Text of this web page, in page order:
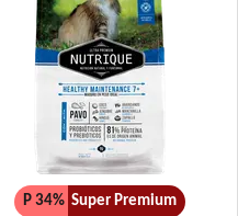
P 34% Super Premium